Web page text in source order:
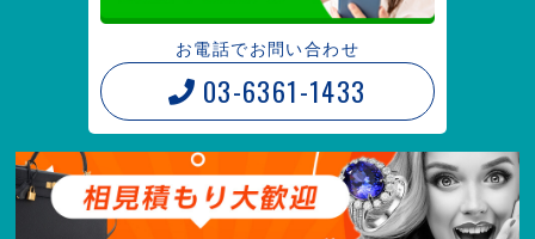
お電話でお問い合わせ
03-6361-1433